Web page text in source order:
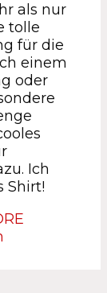
als nur
tolle
für die
einem
oder
Ich
Shirt!